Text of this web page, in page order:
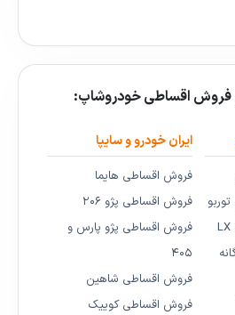
اقساطی خودروشاپ:
ایران خودرو و سایپا
فروش اقساطی هایما
فروش اقساطی پژو ۲۰۶
فروش اقساطی پژو پارس و
۴۰۵
فروش اقساطی شاهین
فروش اقساطی کوییک